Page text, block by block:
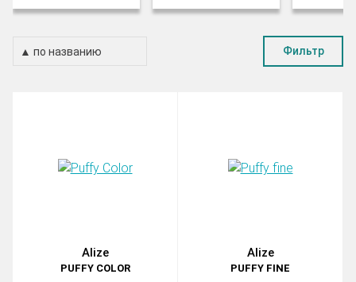
Фильтр
Alize
PUFFY COLOR
Alize
PUFFY FINE